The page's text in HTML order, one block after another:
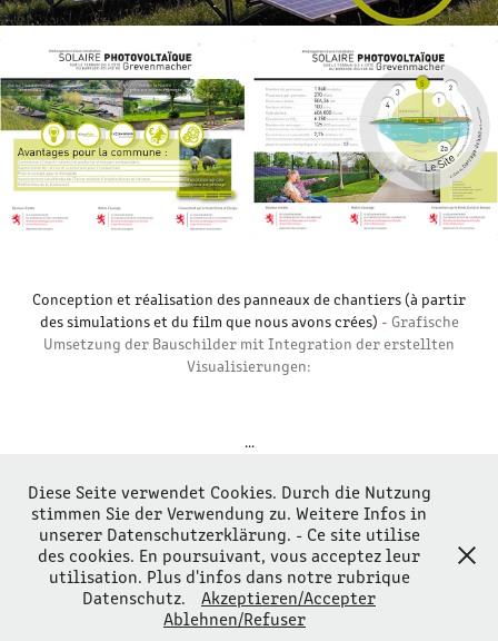
Conception et réalisation des panneaux de chantiers (à partir
des simulations et du film que nous avons crées) - Grafische
Umsetzung der Bauschilder mit Integration der erstellten
Visualisierungen:
...
Impressum
Datenschutz
© 2026, all rights reserved
Diese Seite verwendet Cookies. Durch die Nutzung
stimmen Sie der Verwendung zu. Weitere Infos in
unserer Datenschutzerklärung. - Ce site utilise
des cookies. En poursuivant, vous acceptez leur
utilisation. Plus d'infos dans notre rubrique
Datenschutz.
Akzeptieren/Accepter
Ablehnen/Refuser